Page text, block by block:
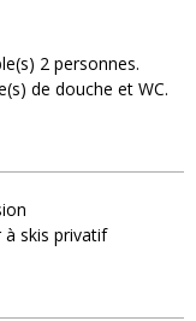
2 personnes
de douche et WC
à skis privatif